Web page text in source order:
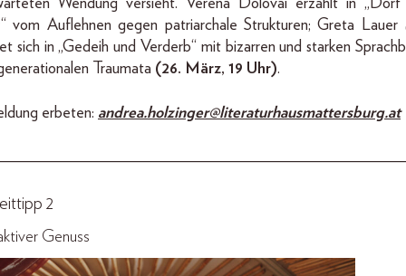
Wendung versieht. Verena Dolovai erzählt in „Dorf
vom Auflehnen gegen patriarchale Strukturen; Greta Lauer
sich in „Gedeih und Verderb“ mit bizarren und starken
Traumata (26. März, 19 Uhr).
erbeten: andrea.holzinger@literaturhausmattersburg.at
2
Genuss